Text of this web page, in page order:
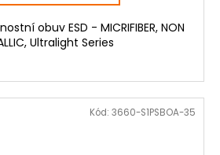
obuv ESD - MICRIFIBER, NON
Ultralight Series
Kód: 3660-S1PSBOA-35